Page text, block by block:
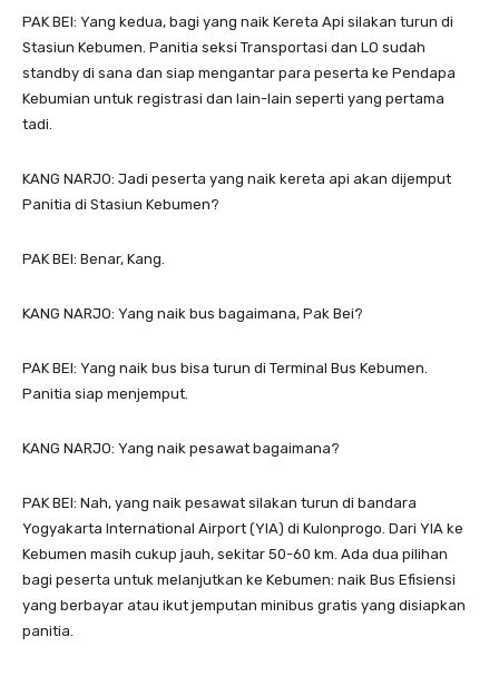
PAK BEI: Yang kedua, bagi yang naik Kereta Api silakan turun di
Stasiun Kebumen. Panitia seksi Transportasi dan LO sudah
standby di sana dan siap mengantar para peserta ke Pendapa
Kebumian untuk registrasi dan lain-lain seperti yang pertama
tadi.
KANG NARJO: Jadi peserta yang naik kereta api akan dijemput
Panitia di Stasiun Kebumen?
PAK BEI: Benar, Kang.
KANG NARJO: Yang naik bus bagaimana, Pak Bei?
PAK BEI: Yang naik bus bisa turun di Terminal Bus Kebumen.
Panitia siap menjemput.
KANG NARJO: Yang naik pesawat bagaimana?
PAK BEI: Nah, yang naik pesawat silakan turun di bandara
Yogyakarta International Airport (YIA) di Kulonprogo. Dari YIA ke
Kebumen masih cukup jauh, sekitar 50-60 km. Ada dua pilihan
bagi peserta untuk melanjutkan ke Kebumen: naik Bus Efisiensi
yang berbayar atau ikut jemputan minibus gratis yang disiapkan
panitia.